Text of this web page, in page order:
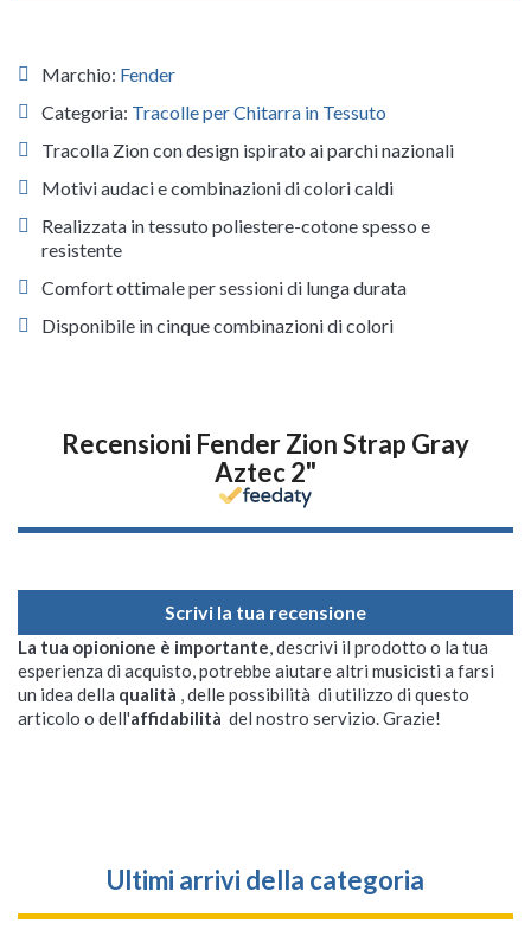
Marchio: Fender
Categoria: Tracolle per Chitarra in Tessuto
Tracolla Zion con design ispirato ai parchi nazionali
Motivi audaci e combinazioni di colori caldi
Realizzata in tessuto poliestere-cotone spesso e
resistente
Comfort ottimale per sessioni di lunga durata
Disponibile in cinque combinazioni di colori
Recensioni Fender Zion Strap Gray
Aztec 2"
Scrivi la tua recensione
La tua opionione è importante, descrivi il prodotto o la tua
esperienza di acquisto, potrebbe aiutare altri musicisti a farsi
un idea della qualità , delle possibilità di utilizzo di questo
articolo o dell'affidabilità del nostro servizio. Grazie!
Ultimi arrivi della categoria